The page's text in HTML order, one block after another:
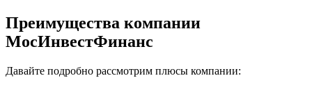
Преимущества компании
МосИнвестФинанс
Давайте подробно рассмотрим плюсы компании: